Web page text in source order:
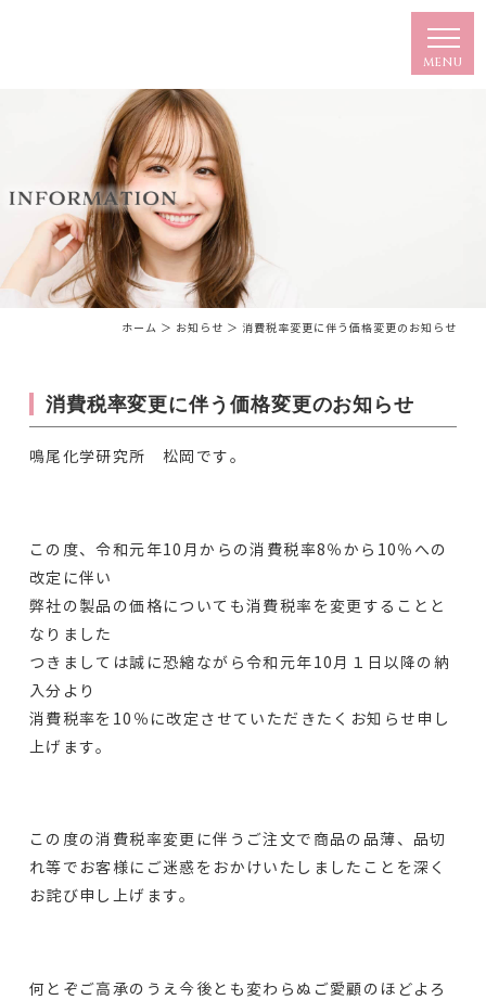
ホーム ＞ お知らせ ＞ 消費税率変更に伴う価格変更のお知らせ
消費税率変更に伴う価格変更のお知らせ
鳴尾化学研究所 松岡です。
この度、令和元年10月からの消費税率8％から10％への
改定に伴い
弊社の製品の価格についても消費税率を変更することと
なりました
つきましては誠に恐縮ながら令和元年10月１日以降の納
入分より
消費税率を10％に改定させていただきたくお知らせ申し
上げます。
この度の消費税率変更に伴うご注文で商品の品薄、品切
れ等でお客様にご迷惑をおかけいたしましたことを深く
お詫び申し上げます。
何とぞご高承のうえ今後とも変わらぬご愛顧のほどよろ